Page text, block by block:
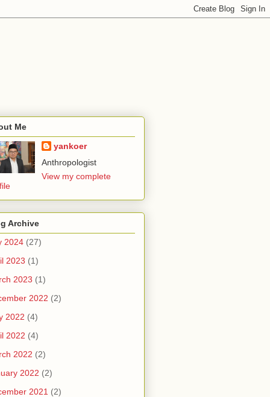
Me
yankoer
Anthropologist
View my complete
Archive
2024 (27)
2023 (1)
2023 (1)
2022 (2)
2022 (4)
2022 (4)
2022 (2)
2022 (2)
2021 (2)